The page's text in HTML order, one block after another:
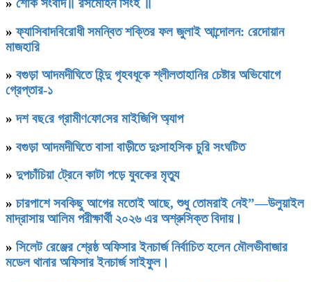
» শোক সংবাদ॥ রসমোহন সিংহ ॥
»ফ্যাসিবাদবিরোধী সমন্বিত শক্তির ফল জুলাই আন্দোলন: রেদোয়ান
মাজহারি
» বগুড়া আদমদীঘিতে হিন্দু গৃহবধূকে শ্লীলতাহানির চেষ্টার অভিযোগে
গ্রেপ্তার-১
»দশ বছ‌রে গ্রামীণ‌ফো‌সের মাইজিপি অ্যাপ
» বগুড়া আদমদীঘিতে বাসা বাড়ীতে দুঃসাহসিক চুরি সংঘটিত
» দুপচাঁচিয়া ট্রেনে কাটা পড়ে যুবকের মৃত্যু
» চারপাশে সবকিছু আগের মতোই আছে, শুধু তোমরাই নেই”—উলুয়াইল
মাদ্রাসায় আলিম পরীক্ষার্থী ২০২৬ এর অশ্রুসিক্ত বিদায়।
» সিলেট রেঞ্জের শ্রেষ্ঠ অফিসার ইনচার্জ নির্বাচিত হলেন মৌলভীবাজার
মডেল থানার অফিসার ইনচার্জ সাইফুল।